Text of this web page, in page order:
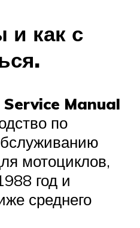
и как с
Manual
по
мотоциклов,
год и
среднего